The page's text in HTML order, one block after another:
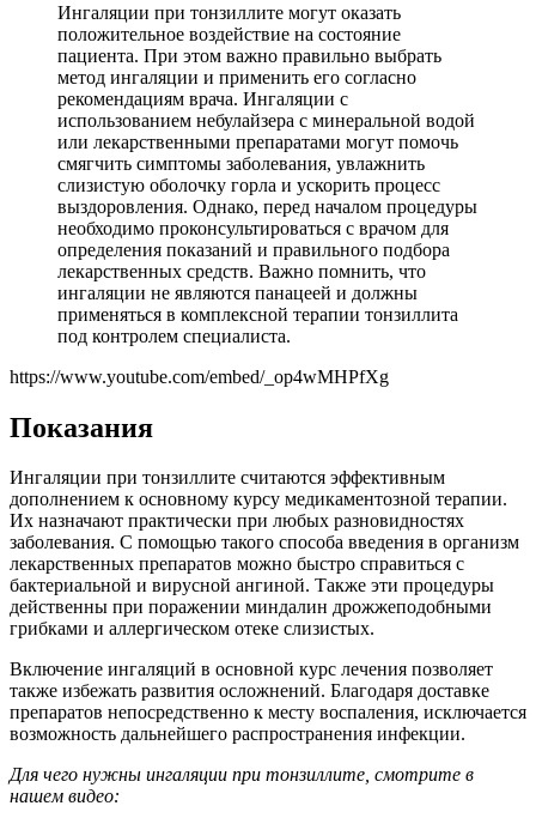
Ингаляции при тонзиллите могут оказать
положительное воздействие на состояние
пациента. При этом важно правильно выбрать
метод ингаляции и применить его согласно
рекомендациям врача. Ингаляции с
использованием небулайзера с минеральной водой
или лекарственными препаратами могут помочь
смягчить симптомы заболевания, увлажнить
слизистую оболочку горла и ускорить процесс
выздоровления. Однако, перед началом процедуры
необходимо проконсультироваться с врачом для
определения показаний и правильного подбора
лекарственных средств. Важно помнить, что
ингаляции не являются панацеей и должны
применяться в комплексной терапии тонзиллита
под контролем специалиста.
https://www.youtube.com/embed/_op4wMHPfXg
Показания
Ингаляции при тонзиллите считаются эффективным
дополнением к основному курсу медикаментозной терапии.
Их назначают практически при любых разновидностях
заболевания. С помощью такого способа введения в организм
лекарственных препаратов можно быстро справиться с
бактериальной и вирусной ангиной. Также эти процедуры
действенны при поражении миндалин дрожжеподобными
грибками и аллергическом отеке слизистых.
Включение ингаляций в основной курс лечения позволяет
также избежать развития осложнений. Благодаря доставке
препаратов непосредственно к месту воспаления, исключается
возможность дальнейшего распространения инфекции.
Для чего нужны ингаляции при тонзиллите, смотрите в
нашем видео: